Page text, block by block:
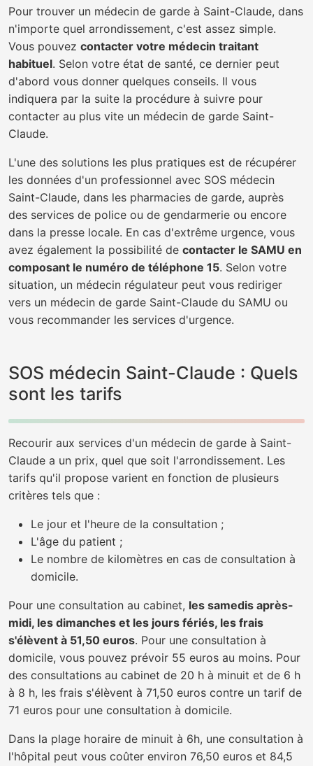
Pour trouver un médecin de garde à Saint-Claude, dans
n'importe quel arrondissement, c'est assez simple.
Vous pouvez contacter votre médecin traitant
habituel. Selon votre état de santé, ce dernier peut
d'abord vous donner quelques conseils. Il vous
indiquera par la suite la procédure à suivre pour
contacter au plus vite un médecin de garde Saint-
Claude.
L'une des solutions les plus pratiques est de récupérer
les données d'un professionnel avec SOS médecin
Saint-Claude, dans les pharmacies de garde, auprès
des services de police ou de gendarmerie ou encore
dans la presse locale. En cas d'extrême urgence, vous
avez également la possibilité de contacter le SAMU en
composant le numéro de téléphone 15. Selon votre
situation, un médecin régulateur peut vous rediriger
vers un médecin de garde Saint-Claude du SAMU ou
vous recommander les services d'urgence.
SOS médecin Saint-Claude : Quels
sont les tarifs
Recourir aux services d'un médecin de garde à Saint-
Claude a un prix, quel que soit l'arrondissement. Les
tarifs qu'il propose varient en fonction de plusieurs
critères tels que :
Le jour et l'heure de la consultation ;
L'âge du patient ;
Le nombre de kilomètres en cas de consultation à
domicile.
Pour une consultation au cabinet, les samedis après-
midi, les dimanches et les jours fériés, les frais
s'élèvent à 51,50 euros. Pour une consultation à
domicile, vous pouvez prévoir 55 euros au moins. Pour
des consultations au cabinet de 20 h à minuit et de 6 h
à 8 h, les frais s'élèvent à 71,50 euros contre un tarif de
71 euros pour une consultation à domicile.
Dans la plage horaire de minuit à 6h, une consultation à
l'hôpital peut vous coûter environ 76,50 euros et 84,5